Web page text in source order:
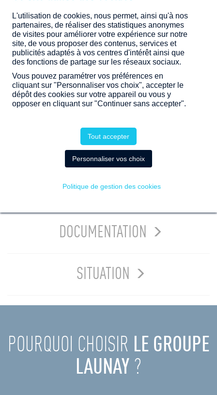
APPELEZ-NOUS
RECEVOIR + D'INFOS
PRÉSENTATION
DOCUMENTATION
SITUATION
POURQUOI CHOISIR LE GROUPE
LAUNAY ?
L'utilisation de cookies, nous permet, ainsi qu'à nos
partenaires, de réaliser des statistiques anonymes
de visites pour améliorer votre expérience sur notre
site, de vous proposer des contenus, services et
publicités adaptés à vos centres d'intérêt ainsi que
des fonctions de partage sur les réseaux sociaux.
Vous pouvez paramétrer vos préférences en
cliquant sur "Personnaliser vos choix", accepter le
dépôt des cookies sur votre appareil ou vous y
opposer en cliquant sur "Continuer sans accepter".
Tout accepter
Personnaliser vos choix
Politique de gestion des cookies